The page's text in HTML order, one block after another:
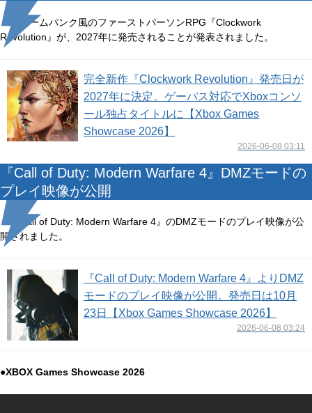
スチームパンク風のファーストパーソンRPG『Clockwork
Revolution』が、2027年に発売されることが発表されました。
完全新作『Clockwork Revolution』発売日が
2027年に決定。ゲーパス対応でXboxコンソ
ール独占タイトルに【Xbox Games
Showcase 2026】
2026-06-08 03:11
『Call of Duty: Modern Warfare 4』DMZモードの
プレイ映像が公開
『Call of Duty: Modern Warfare 4』のDMZモードのプレイ映像が公
開されました。
『Call of Duty: Modern Warfare 4』よりDMZ
モードのプレイ映像が公開。発売日は10月
23日【Xbox Games Showcase 2026】
2026-06-08 03:24
●XBOX Games Showcase 2026